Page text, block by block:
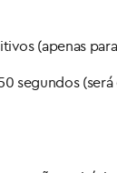
(apenas
segundos